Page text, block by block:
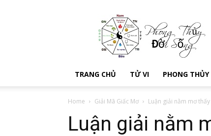
Kien
thuc
phong
thuy
Xem
đời
TRANG CHỦ TỬ VI PHONG
Home Giải Mã Giấc Mơ Luận giải nằm mơ
Luận giải nằm